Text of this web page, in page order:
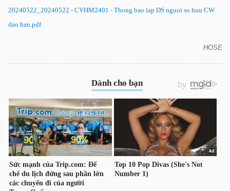
20240522_20240522 - CVHM2401 - Thong bao lap DS nguoi so huu CW
dao han.pdf
HOSE
HÀNG
HÓA
KINH
TẾ